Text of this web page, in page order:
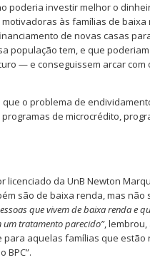
poderia investir melhor o
às famílias de
de novas casas
população tem, e que
— e conseguissem arcar com
que o problema de
de microcrédito,
licenciado da UnB Newton
são de baixa renda, mas
que vivem de baixa renda e
tratamento parecido”,
aquelas famílias que estão
BPC”.